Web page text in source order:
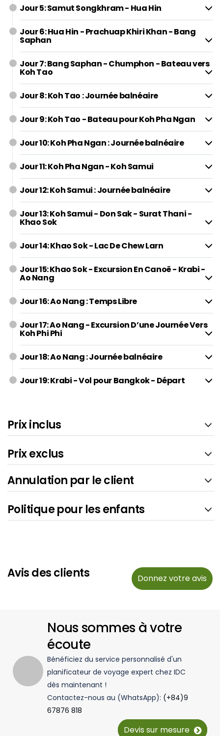
Jour 5: Samut Songkhram - Hua Hin
Jour 6: Hua Hin - Prachuap Khiri Khan - Bang
Saphan
Jour 7: Bang Saphan - Chumphon - Bateau vers
Koh Tao
Jour 8: Koh Tao : Journée balnéaire
Jour 9: Koh Tao - Bateau pour Koh Pha Ngan
Jour 10: Koh Pha Ngan : Journée balnéaire
Jour 11: Koh Pha Ngan - Koh Samui
Jour 12: Koh Samui : Journée balnéaire
Jour 13: Koh Samui - Don Sak - Surat Thani -
Khao Sok
Jour 14: Khao Sok - Lac De Chew Larn
Jour 15: Khao Sok - Excursion En Canoë - Krabi -
Ao Nang
Jour 16: Ao Nang : Temps Libre
Jour 17: Ao Nang - Excursion D’une Journée Vers
Koh Phi Phi
Jour 18: Ao Nang : Journée balnéaire
Jour 19: Krabi - Vol pour Bangkok - Départ
Prix inclus
Prix exclus
Annulation par le client
Politique pour les enfants
Avis des clients Donnez votre avis
Nous sommes à votre
écoute
Bénéficiez du service personnalisé d'un
planificateur de voyage expert chez IDC
dès maintenant !
Contactez-nous au (WhatsApp): (+84)9
67876 818
Devis sur mesure